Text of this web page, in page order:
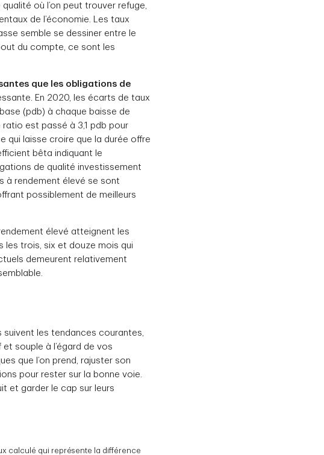
où l’on peut trouver refuge,
de l’économie. Les taux
semble se dessiner entre le
du compte, ce sont les
que les obligations de
En 2020, les écarts de taux
(pdb) à chaque baisse de
ratio est passé à 3,1 pdb pour
qui laisse croire que la durée offre
bêta indiquant le
de qualité investissement
à rendement élevé se sont
possiblement de meilleurs
élevé atteignent les
les trois, six et douze mois qui
demeurent relativement
les tendances courantes,
souple à l’égard de vos
que l’on prend, rajuster son
pour rester sur la bonne voie.
et garder le cap sur leurs
calculé qui représente la différence